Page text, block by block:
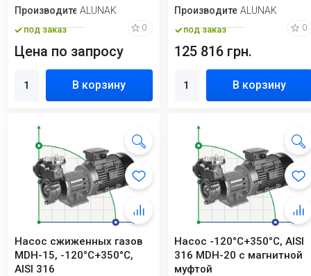
ПроизводительALUNAK
под заказ 0
Цена по запросу
В корзину
ПроизводительALUNAK
под заказ 0
125 816 грн.
В корзину
Насос сжиженных газов
MDH-15, -120°C+350°C,
AISI 316
Насос -120°C+350°C, AISI
316 MDH-20 с магнитной
муфтой